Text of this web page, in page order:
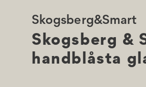
Hurricane Boule får ett
talets glasdesign.
Tillverkningen sker i
av mycket skickliga
glasblåsare. Alla produkter
Skogsberg&Smart
Skogsberg &
handblåsta